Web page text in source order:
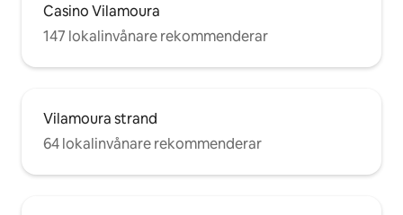
Casino Vilamoura
147 lokalinvånare rekommenderar
Vilamoura strand
64 lokalinvånare rekommenderar